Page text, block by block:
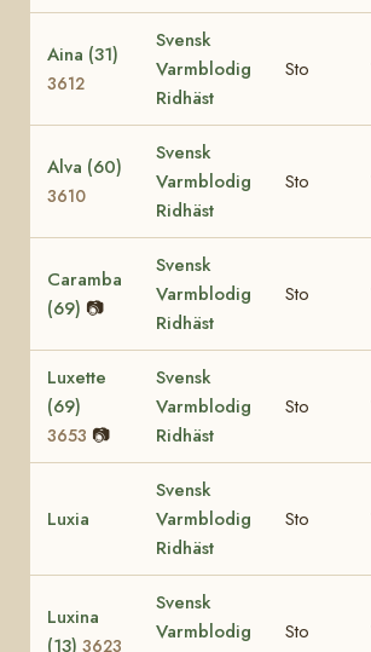
Aina (31)
3612
Svensk
Varmblodig
Ridhäst
Sto
Alva (60)
3610
Svensk
Varmblodig
Ridhäst
Sto
Caramba
(69) 📷
Svensk
Varmblodig
Ridhäst
Sto
Luxette
(69)
3653 📷
Svensk
Varmblodig
Ridhäst
Sto
Luxia
Svensk
Varmblodig
Ridhäst
Sto
Luxina
(13) 3623
Svensk
Varmblodig
Sto